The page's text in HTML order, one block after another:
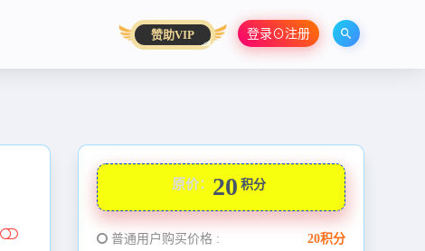
赞助VIP 登录⊙注册
原价： 20 积分
普通用户购买价格 : 20积分